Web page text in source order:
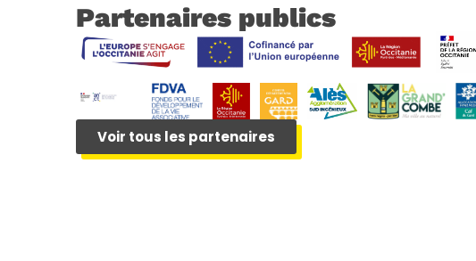
Partenaires publics
Voir tous les partenaires